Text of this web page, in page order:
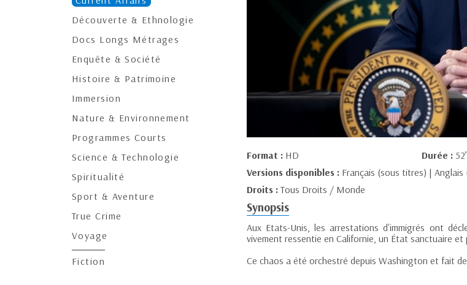
Découverte & Ethnologie
Docs Longs Métrages
Enquête & Société
Histoire & Patrimoine
Immersion
Nature & Environnement
Programmes Courts
Science & Technologie
Spiritualité
Sport & Aventure
True Crime
Voyage
Fiction
Format : HD Durée : 52’
Versions disponibles : Français (sous titres) |
Droits :Tous Droits / Monde
Synopsis
Aux Etats-Unis, les arrestations d'immigrés ont
vivement ressentie en Californie, un État sanctuaire et
Ce chaos a été orchestré depuis Washington et fait